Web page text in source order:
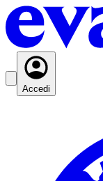
Accedi